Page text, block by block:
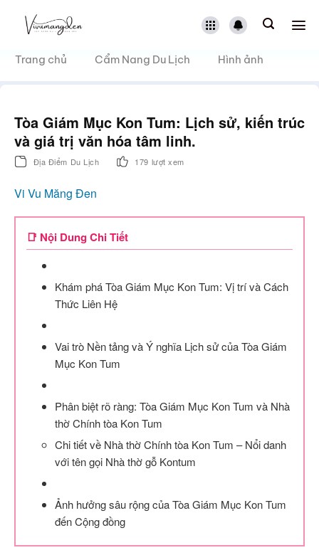
dungTrang chủ Cẩm Nang Du Lịch Hình ảnh
Tòa Giám Mục Kon Tum: Lịch sử, kiến trúc
và giá trị văn hóa tâm linh.
Địa Điểm Du Lịch 179 lượt xem
Vi Vu Măng Đen
📑 Nội Dung Chi Tiết
Khám phá Tòa Giám Mục Kon Tum: Vị trí và Cách
Thức Liên Hệ
Vai trò Nền tảng và Ý nghĩa Lịch sử của Tòa Giám
Mục Kon Tum
Phân biệt rõ ràng: Tòa Giám Mục Kon Tum và Nhà
thờ Chính tòa Kon Tum
Chi tiết về Nhà thờ Chính tòa Kon Tum – Nổi danh
với tên gọi Nhà thờ gỗ Kontum
Ảnh hưởng sâu rộng của Tòa Giám Mục Kon Tum
đến Cộng đồng